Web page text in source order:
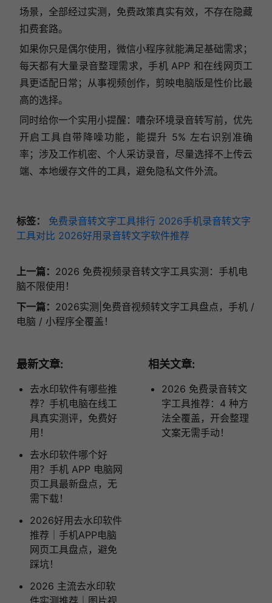
场景，全部经过实测，免费政策真实有效，不存在隐藏
扣费套路。
如果你只是偶尔使用，微信小程序就能满足基础需求；
每天都有大量录音整理需求，手机 APP 和在线网页工
具更适配日常；从事视频创作，剪映电脑版是性价比最
高的选择。
同时给你一个实用小提醒：嘈杂环境录音转写前，优先
开启工具自带降噪功能，能提升 5% 左右识别准确
率；涉及工作机密、个人采访录音，尽量选择不上传云
端、本地缓存文件的工具，避免隐私文件外流。
标签： 免费录音转文字工具排行 2026手机录音转文字
工具对比 2026好用录音转文字软件推荐
上一篇： 2026 免费视频录音转文字工具实测：手机电
脑不限使用！
下一篇： 2026实测|免费音视频转文字工具盘点，手机 /
电脑 / 小程序全覆盖！
最新文章:
去水印软件有哪些推
荐？手机电脑在线工
具真实测评，免费好
用！
去水印软件哪个好
用？手机 APP 电脑网
页工具最新盘点，无
需下载！
2026好用去水印软件
推荐｜手机APP电脑
网页工具盘点，避免
踩坑！
2026 主流去水印软
件实测推荐｜图片视
相关文章:
2026 免费录音转文
字工具推荐：4 种方
法全覆盖，开会整理
文案无需手动！